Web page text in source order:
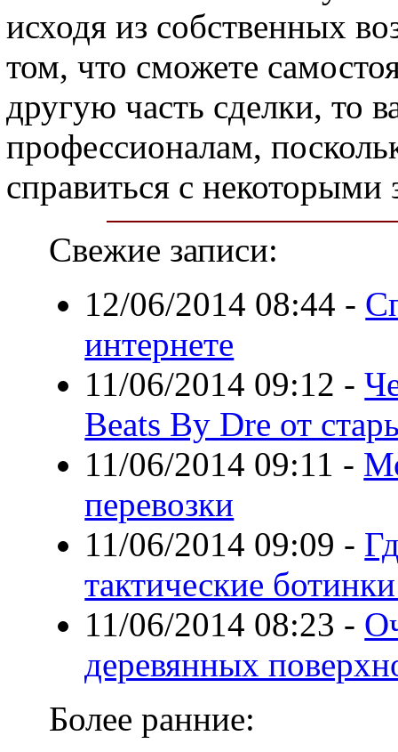
исходя из собственных
том, что сможете
другую часть сделки, то
профессионалам,
справиться с некоторыми
Свежие записи:
12/06/2014 08:44 -
интернете
11/06/2014 09:12 -
Beats By Dre от
11/06/2014 09:11 -
перевозки
11/06/2014 09:09 -
тактические
11/06/2014 08:23 -
деревянных
Более ранние: